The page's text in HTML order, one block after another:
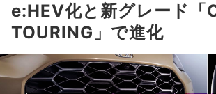
e:HEV化と新グレード「
TOURING」で進化